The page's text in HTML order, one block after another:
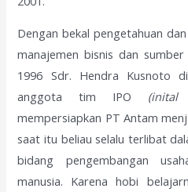
Dengan bekal pengetahuan
manajemen bisnis dan
1996 Sdr. Hendra Kusnoto
anggota tim IPO
mempersiapkan PT Antam
saat itu beliau selalu terlibat
bidang pengembangan
manusia. Karena hobi